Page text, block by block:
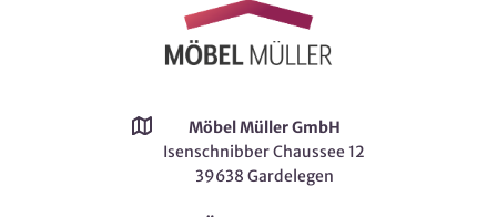
Möbel Müller GmbH
Isenschnibber Chaussee 12
39638 Gardelegen